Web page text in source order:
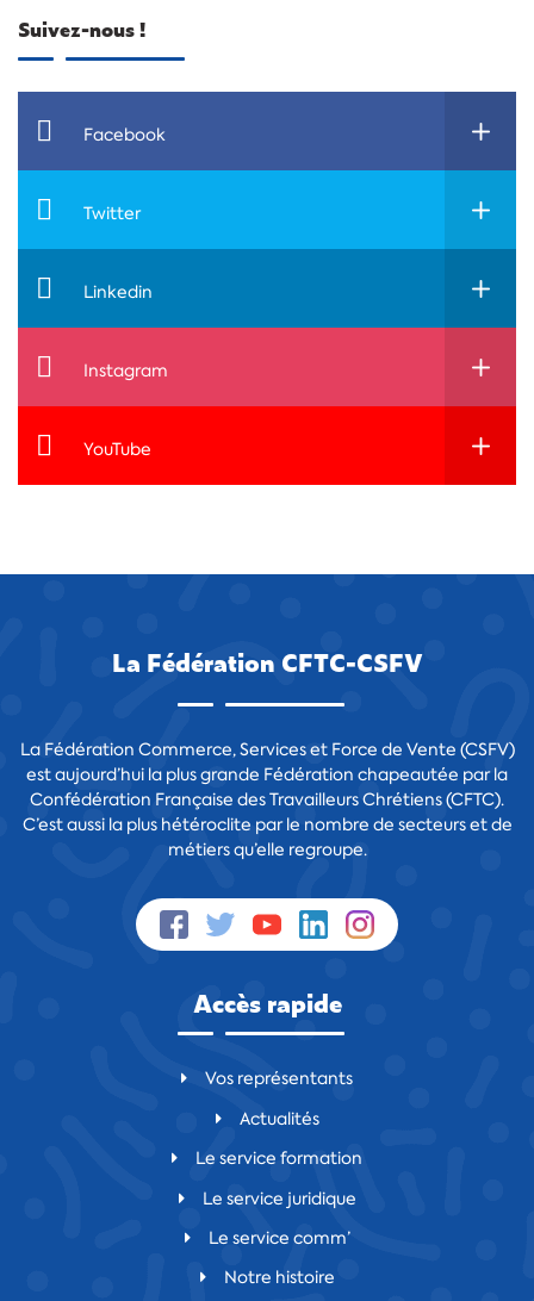
Suivez-nous !
Facebook
Twitter
Linkedin
Instagram
YouTube
La Fédération CFTC-CSFV
La Fédération Commerce, Services et Force de Vente (CSFV)
est aujourd’hui la plus grande Fédération chapeautée par la
Confédération Française des Travailleurs Chrétiens (CFTC).
C’est aussi la plus hétéroclite par le nombre de secteurs et de
métiers qu’elle regroupe.
Accès rapide
Vos représentants
Actualités
Le service formation
Le service juridique
Le service comm’
Notre histoire